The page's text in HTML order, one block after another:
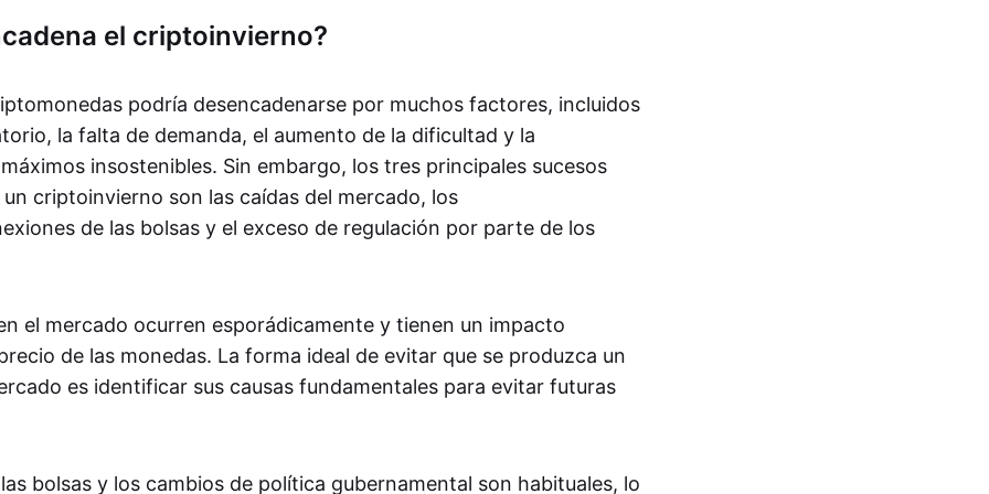
el criptoinvierno?
podría desencadenarse por muchos factores, incluidos
la falta de demanda, el aumento de la dificultad y la
insostenibles. Sin embargo, los tres principales sucesos
criptoinvierno son las caídas del mercado, los
de las bolsas y el exceso de regulación por parte de los
el mercado ocurren esporádicamente y tienen un impacto
de las monedas. La forma ideal de evitar que se produzca un
es identificar sus causas fundamentales para evitar futuras
bolsas y los cambios de política gubernamental son habituales, lo